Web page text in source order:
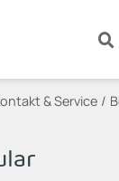
& Service